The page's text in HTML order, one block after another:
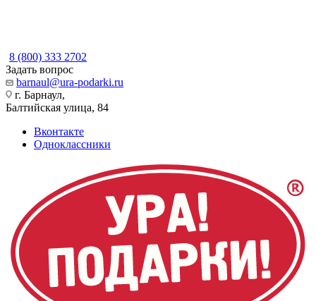
8 (800) 333 2702
Задать вопрос
barnaul@ura-podarki.ru
г. Барнаул,
Балтийская улица, 84
Вконтакте
Одноклассники